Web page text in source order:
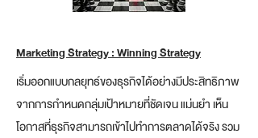
Marketing Strategy : Winning Strategy
เริ่มออกแบบกลยุทธ์ของธุรกิจได้อย่างมีประสิทธิภาพ
จากการกำหนดกลุ่มเป้าหมายที่ชัดเจน แม่นยำ เห็น
โอกาสที่ธุรกิจสามารถเข้าไปทำการตลาดได้จริง รวม